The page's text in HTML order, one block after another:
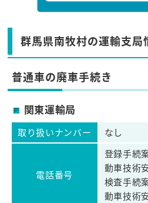
群馬県南牧村の運輸支局
普通車の廃車手続き
関東運輸局
取り扱いナンバー なし
電話番号
登録手続
動車技術
検査手続
動車技術